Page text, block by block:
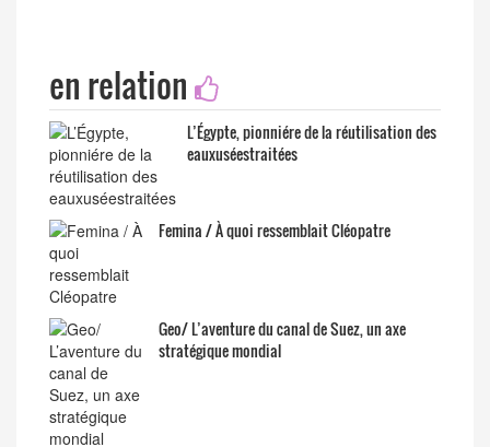
en relation
L’Égypte, pionniére de la réutilisation des
eauxuséestraitées
Femina / À quoi ressemblait Cléopatre
Geo/ L’aventure du canal de Suez, un axe
stratégique mondial